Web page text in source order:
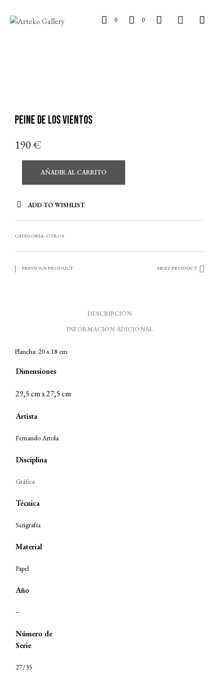
0 0
Peine de los Vientos
190€
AÑADIR AL CARRITO
ADD TO WISHLIST
CATEGORÍA: OTROS
PREVIOUS PRODUCT NEXT PRODUCT
DESCRIPCIÓN
INFORMACIÓN ADICIONAL
Plancha: 20 x 18 cm
Dimensiones
29,5 cm x 27,5 cm
Artista
Fernando Artola
Disciplina
Gráfica
Técnica
Serigrafía
Material
Papel
Año
–
Número de
Serie
27/35